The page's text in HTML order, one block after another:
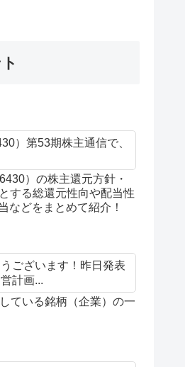
）第53期株主通信で、
）の株主還元方針・
する総還元性向や配当性
などをまとめて紹介！
ございます！昨日発表
計画...
ている銘柄（企業）の一